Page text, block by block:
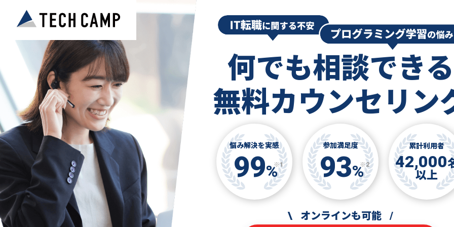
何でも相談できる
無料カウンセリン
悩み解決を実感
99%※1
参加満足度
93%※2
累計利用者
42,000
以上
\ オンラインも可能 /